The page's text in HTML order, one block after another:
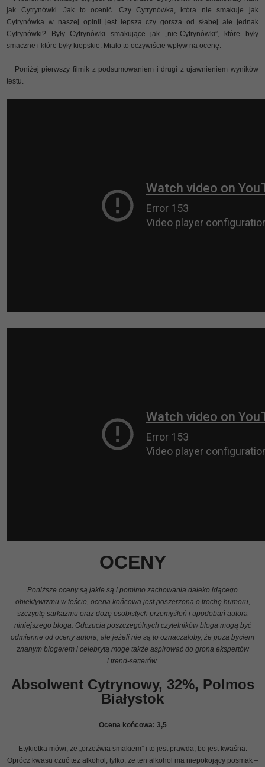
jak Cytrynówki. Jak to ocenić. Czy Cytrynówka, która nie smakuje jak
Cytrynówka w naszej opinii jest lepsza czy gorsza od słabej ale jednak
Cytrynówki? Były Cytrynówki smakujące jak „nie-Cytrynówki”, które były
smaczne i które były kiepskie. Miało to oczywiście wpływ na ocenę.
Poniżej pierwszy filmik z podsumowaniem i drugi z ujawnieniem wyników
testu.
OCENY
Poniższe oceny są jakie są i pomimo zachowania daleko idącego
obiektywizmu w teście, ocena końcowa jest poszerzona o trochę humoru,
szczyptę sarkazmu oraz dozę osobistych przemyśleń i upodobań autora
niniejszego bloga. Odczucia poszczególnych czytelników bloga mogą być
odmienne od oceny autora, ale jeżeli nie są to oznaczałoby, że poza byciem
znanym blogerem i celebrytą mogę także aspirować do grona ekspertów
i trend-setterów
Absolwent Cytrynowy, 32%, Polmos
Białystok
Ocena końcowa: 3,5
Etykietka mówi, że „orzeźwia smakiem” i to jest prawda, bo jest kwaśna.
Oprócz kwasu czuć też alkohol, tylko, że ten alkohol ma niepokojący posmak –